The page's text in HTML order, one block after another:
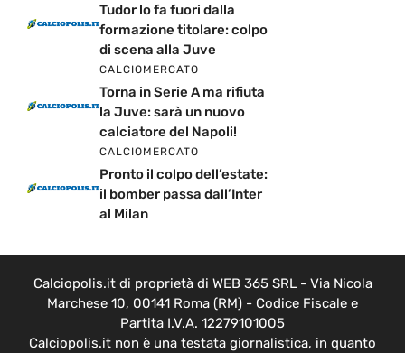
Tudor lo fa fuori dalla
formazione titolare: colpo
di scena alla Juve
CALCIOMERCATO
Torna in Serie A ma rifiuta
la Juve: sarà un nuovo
calciatore del Napoli!
CALCIOMERCATO
Pronto il colpo dell’estate:
il bomber passa dall’Inter
al Milan
Calciopolis.it di proprietà di WEB 365 SRL - Via Nicola
Marchese 10, 00141 Roma (RM) - Codice Fiscale e
Partita I.V.A. 12279101005
Calciopolis.it non è una testata giornalistica, in quanto